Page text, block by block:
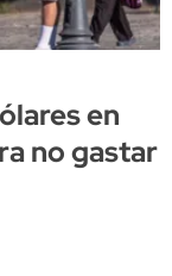
en
no gastar